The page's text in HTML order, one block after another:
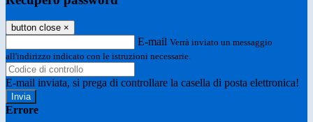
button close ×
E-mail Verrà inviato un messaggio
all'indirizzo indicato con le istruzioni necessarie.
E-mail inviata, si prega di controllare la casella di posta elettronica!
Errore